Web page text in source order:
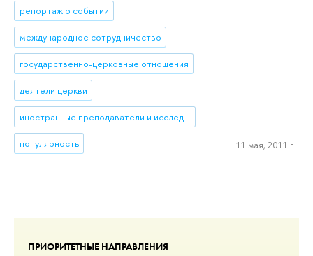
ПРИОРИТЕТНЫЕ НАПРАВЛЕНИЯ
репортаж о событии
международное сотрудничество
государственно-церковные отношения
деятели церкви
иностранные преподаватели и исследователи
популярность 11 мая, 2011 г.